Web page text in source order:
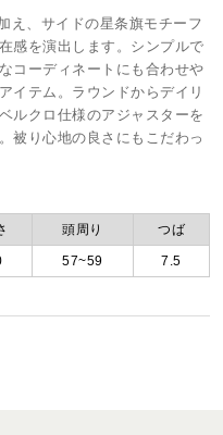
え、サイドの星条旗モチーフ
感を演出します。シンプルで
コーディネートにも合わせや
イテム。ラウンドからデイリ
ルクロ仕様のアジャスターを
被り心地の良さにもこだわっ
頭周り つば
57~59 7.5